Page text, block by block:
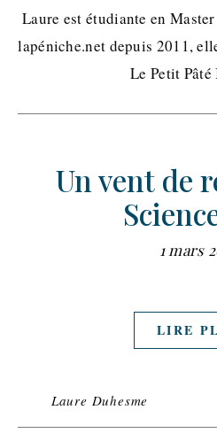
Laure est étudiante en
lapéniche.net depuis 2011,
Le Petit
Un vent de
1 mars
LIRE
Laure Duhesme